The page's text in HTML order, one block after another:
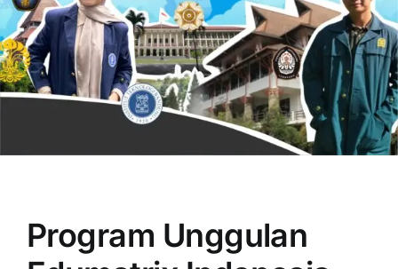
OUR PROGRAM
CONTACT US
Program Unggulan